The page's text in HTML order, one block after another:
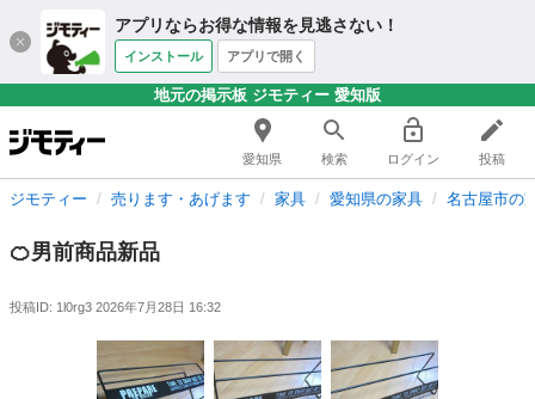
アプリならお得な情報を見逃さない！
インストール アプリで開く
地元の掲示板 ジモティー 愛知版
愛知県 検索 ログイン 投稿
ジモティー 売ります・あげます 家具 愛知県の家具 名古屋市の
🍊男前商品新品
投稿ID: 1l0rg3 2026年7月28日 16:32